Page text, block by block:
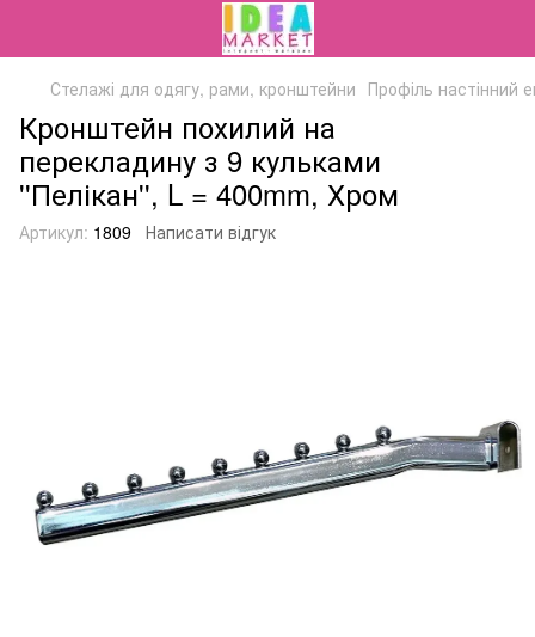
Стелажі для одягу, рами, кронштейни Профіль настінний
Кронштейн похилий на
перекладину з 9 кульками
''Пелікан'', L = 400mm, Хром
Артикул: 1809 Написати відгук